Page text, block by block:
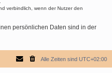
verbindlich, wenn der Nutzer den
persönlichen Daten sind in der
Alle Zeiten sind UTC+02:00